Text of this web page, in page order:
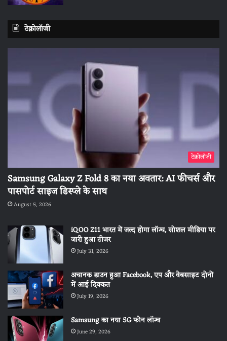
टेक्नोलॉजी
टेक्नोलॉजी
Samsung Galaxy Z Fold 8 का नया अवतार: AI फीचर्स और
पासपोर्ट साइज डिस्प्ले के साथ
August 5, 2026
iQOO Z11 भारत में जल्द होगा लॉन्च, सोशल मीडिया पर
जारी हुआ टीजर
July 31, 2026
अचानक डाउन हुआ Facebook, एप और वेबसाइट दोनों
में आई दिक्कत
July 19, 2026
Samsung का नया 5G फोन लॉन्च
June 29, 2026